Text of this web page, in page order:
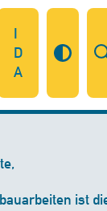
I
D
A
ist